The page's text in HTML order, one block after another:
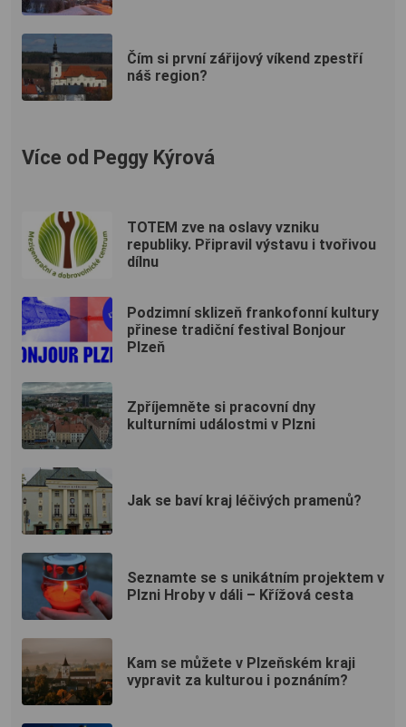
Čím si první zářijový víkend zpestří
náš region?
Více od Peggy Kýrová
TOTEM zve na oslavy vzniku
republiky. Připravil výstavu i tvořivou
dílnu
Podzimní sklizeň frankofonní kultury
přinese tradiční festival Bonjour
Plzeň
Zpříjemněte si pracovní dny
kulturními událostmi v Plzni
Jak se baví kraj léčivých pramenů?
Seznamte se s unikátním projektem v
Plzni Hroby v dáli – Křížová cesta
Kam se můžete v Plzeňském kraji
vypravit za kulturou i poznáním?